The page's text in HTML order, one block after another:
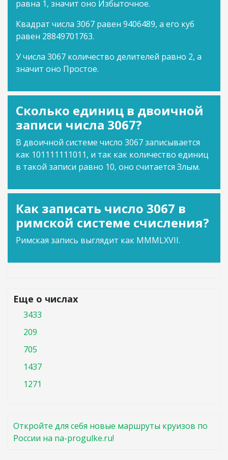
равна 1, значит оно Избыточное.
Квадрат числа 3067 равен 9406489, а его куб
равен 28849701763.
У числа 3067 количество делителей равно 2, а
значит оно Простое.
Сколько единиц в двоичной
записи числа 3067?
В двоичной системе число 3067 записывается
как 101111111011, и так как количество единиц
в такой записи равно 10, оно считается Злым.
Как записать число 3067 в
римской системе счисления?
Римская запись выглядит как MMMLXVII.
Еще о числах
3433
209
705
1437
1271
Откройте для себя новые маршруты круизов по
России на na-progulke.ru!